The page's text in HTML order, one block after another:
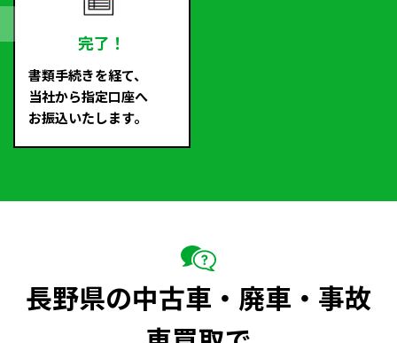
完了！
書類手続きを経て、
当社から指定口座へ
お振込いたします。
長野県の中古車・廃車・事故